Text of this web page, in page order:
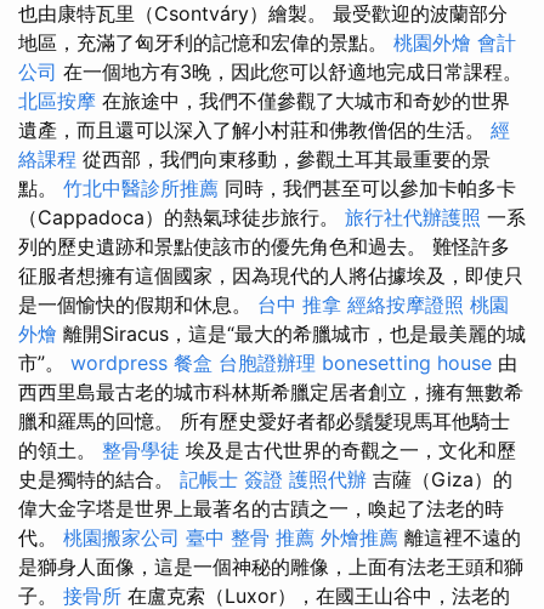
也由康特瓦里（Csontváry）繪製。 最受歡迎的波蘭部分
地區，充滿了匈牙利的記憶和宏偉的景點。 桃園外燴 會計
公司 在一個地方有3晚，因此您可以舒適地完成日常課程。
北區按摩 在旅途中，我們不僅參觀了大城市和奇妙的世界
遺產，而且還可以深入了解小村莊和佛教僧侶的生活。 經
絡課程 從西部，我們向東移動，參觀土耳其最重要的景
點。 竹北中醫診所推薦 同時，我們甚至可以參加卡帕多卡
（Cappadoca）的熱氣球徒步旅行。 旅行社代辦護照 一系
列的歷史遺跡和景點使該市的優先角色和過去。 難怪許多
征服者想擁有這個國家，因為現代的人將佔據埃及，即使只
是一個愉快的假期和休息。 台中 推拿 經絡按摩證照 桃園
外燴 離開Siracus，這是“最大的希臘城市，也是最美麗的城
市”。 wordpress 餐盒 台胞證辦理 bonesetting house 由
西西里島最古老的城市科林斯希臘定居者創立，擁有無數希
臘和羅馬的回憶。 所有歷史愛好者都必鬚髮現馬耳他騎士
的領土。 整骨學徒 埃及是古代世界的奇觀之一，文化和歷
史是獨特的結合。 記帳士 簽證 護照代辦 吉薩（Giza）的
偉大金字塔是世界上最著名的古蹟之一，喚起了法老的時
代。 桃園搬家公司 臺中 整骨 推薦 外燴推薦 離這裡不遠的
是獅身人面像，這是一個神秘的雕像，上面有法老王頭和獅
子。 接骨所 在盧克索（Luxor），在國王山谷中，法老的